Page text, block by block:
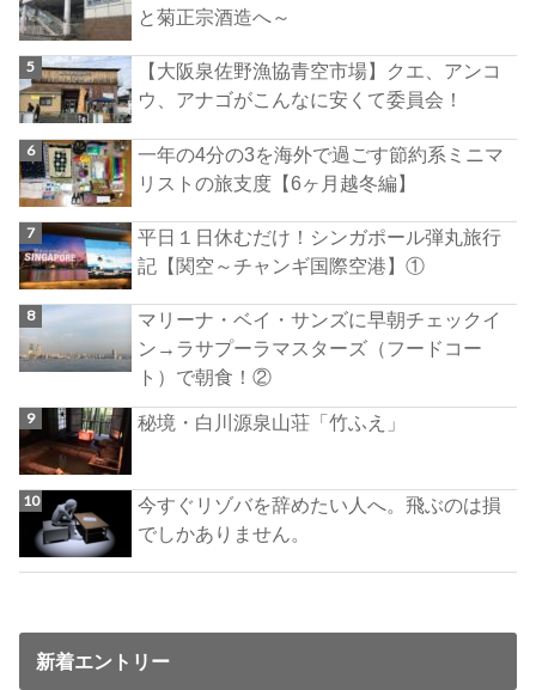
と菊正宗酒造へ～
【大阪泉佐野漁協青空市場】クエ、アンコ
ウ、アナゴがこんなに安くて委員会！
一年の4分の3を海外で過ごす節約系ミニマ
リストの旅支度【6ヶ月越冬編】
平日１日休むだけ！シンガポール弾丸旅行
記【関空～チャンギ国際空港】①
マリーナ・ベイ・サンズに早朝チェックイ
ン→ラサプーラマスターズ（フードコー
ト）で朝食！②
秘境・白川源泉山荘「竹ふえ」
今すぐリゾバを辞めたい人へ。飛ぶのは損
でしかありません。
新着エントリー